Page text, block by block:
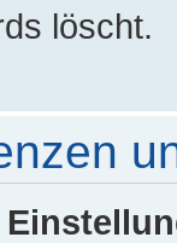
löscht.